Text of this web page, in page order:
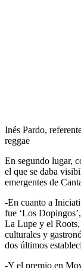
Inés Pardo,
reggae
En segundo lugar,
el que se daba
emergentes de
-En cuanto a
fue ‘Los
La Lupe y el Roots,
culturales y
dos últimos
-Y el premio en